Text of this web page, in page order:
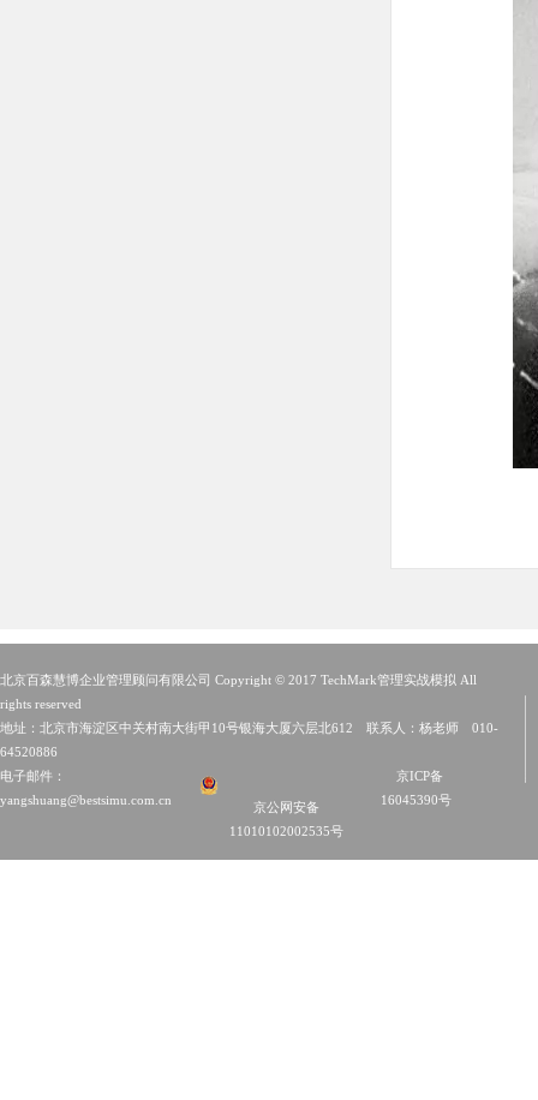
北京百森慧博企业管理顾问有限公司 Copyright © 2017 TechMark管理实战模拟 All
rights reserved
地址：北京市海淀区中关村南大街甲10号银海大厦六层北612 联系人：杨老师 010-
64520886
电子邮件：
yangshuang@bestsimu.com.cn
京公网安备
11010102002535号
京ICP备
16045390号